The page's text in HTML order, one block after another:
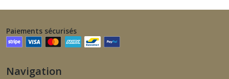
Paiements sécurisés
Navigation